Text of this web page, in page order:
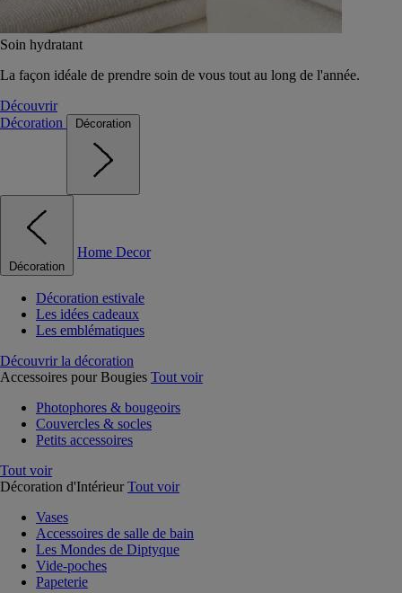
Soin hydratant
La façon idéale de prendre soin de vous tout au long de l'année.
Découvrir
Décoration
Décoration
Décoration
Home Decor
Décoration estivale
Les idées cadeaux
Les emblématiques
Découvrir la décoration
Accessoires pour Bougies Tout voir
Photophores & bougeoirs
Couvercles & socles
Petits accessoires
Tout voir
Décoration d'Intérieur Tout voir
Vases
Accessoires de salle de bain
Les Mondes de Diptyque
Vide-poches
Papeterie